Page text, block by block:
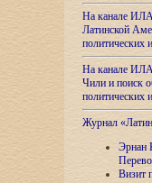
На канале
Латинской
На канале
Чили и поиск
Журнал
Эрнан
Визит